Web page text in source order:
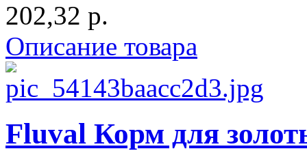
202,32 р.
Описание товара
Fluval Корм для